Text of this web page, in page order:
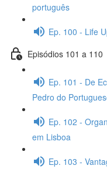
português
Ep. 100 - Life
Episódios 101 a 110
Ep. 101 - De
Pedro do
Ep. 102 -
em Lisboa
Ep. 103 -